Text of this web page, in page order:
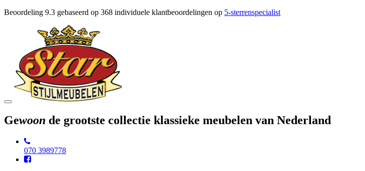
Beoordeling 9.3 gebaseerd op 368 individuele klantbeoordelingen op 5-sterrenspecialist
Toggle
Gewoon de grootste collectie klassieke meubelen van Nederland
070 3989778